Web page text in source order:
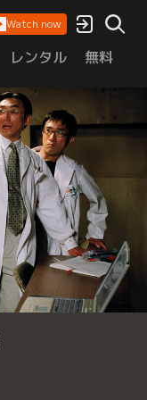
Watch now
レンタル 無料